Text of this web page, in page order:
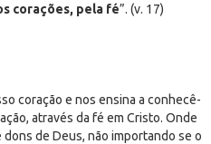
corações, pela fé”. (v. 17)
coração e nos ensina a conhecê-
através da fé em Cristo. Onde
de Deus, não importando se o